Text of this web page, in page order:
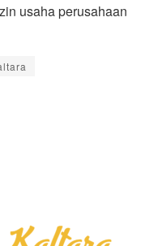
usaha perusahaan